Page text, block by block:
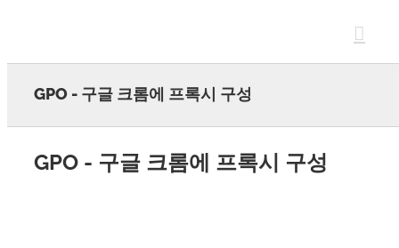
GPO - 구글 크롬에 프록시 구성
GPO - 구글 크롬에 프록시 구성